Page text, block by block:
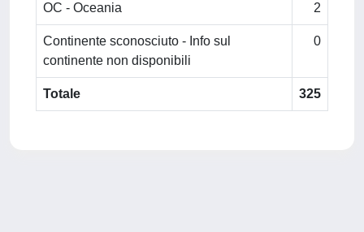
OC - Oceania 2
Continente sconosciuto - Info sul
continente non disponibili
0
Totale 325